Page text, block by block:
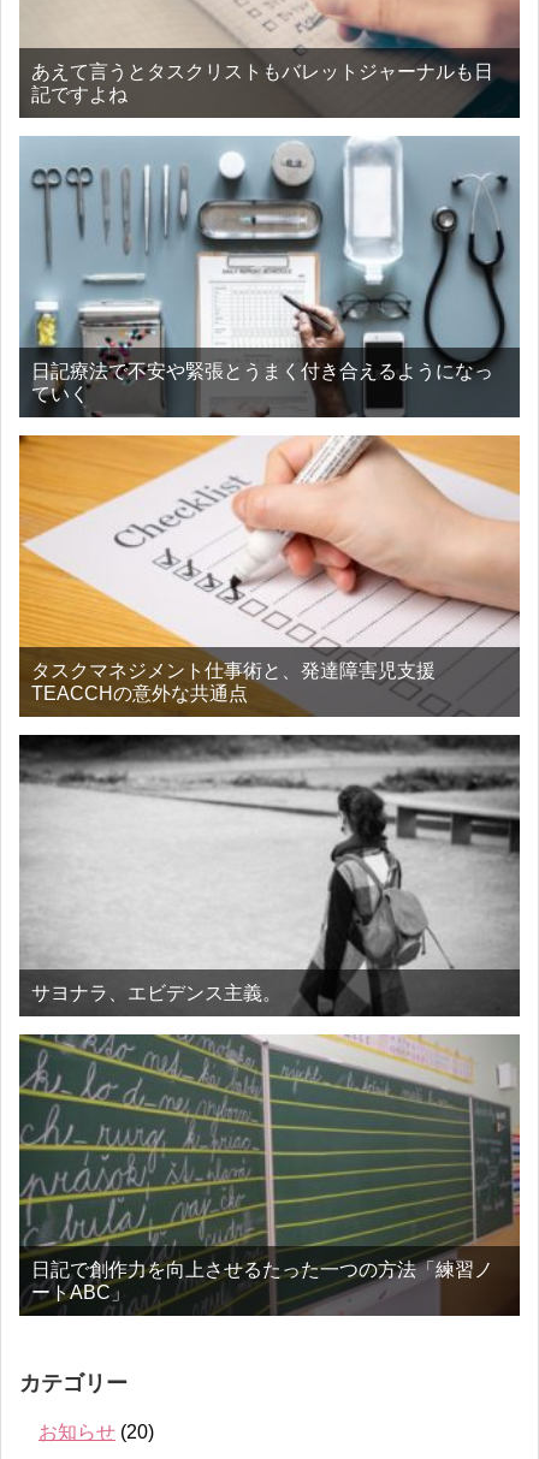
あえて言うとタスクリストもバレットジャーナルも日
記ですよね
日記療法で不安や緊張とうまく付き合えるようになっ
ていく
タスクマネジメント仕事術と、発達障害児支援
TEACCHの意外な共通点
サヨナラ、エビデンス主義。
日記で創作力を向上させるたった一つの方法「練習ノ
ートABC」
カテゴリー
お知らせ (20)